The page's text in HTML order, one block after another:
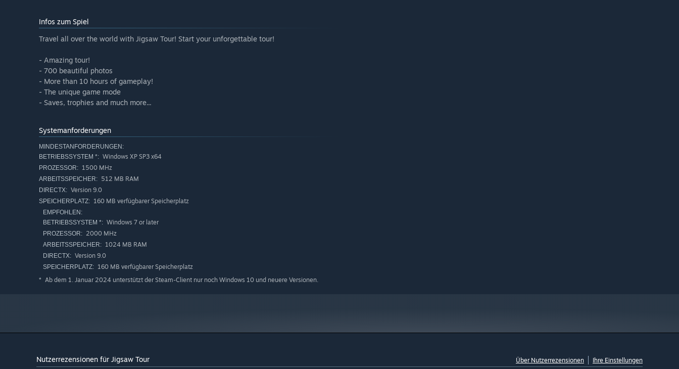
Infos zum Spiel
Travel all over the world with Jigsaw Tour! Start your unforgettable tour!
- Amazing tour!
- 700 beautiful photos
- More than 10 hours of gameplay!
- The unique game mode
- Saves, trophies and much more...
Systemanforderungen
MINDESTANFORDERUNGEN:
BETRIEBSSYSTEM *: Windows XP SP3 x64
PROZESSOR: 1500 MHz
ARBEITSSPEICHER: 512 MB RAM
DIRECTX: Version 9.0
SPEICHERPLATZ: 160 MB verfügbarer Speicherplatz
EMPFOHLEN:
BETRIEBSSYSTEM *: Windows 7 or later
PROZESSOR: 2000 MHz
ARBEITSSPEICHER: 1024 MB RAM
DIRECTX: Version 9.0
SPEICHERPLATZ: 160 MB verfügbarer Speicherplatz
* Ab dem 1. Januar 2024 unterstützt der Steam-Client nur noch Windows 10 und neuere Versionen.
Nutzerrezensionen für Jigsaw Tour Über Nutzerrezensionen Ihre Einstellungen